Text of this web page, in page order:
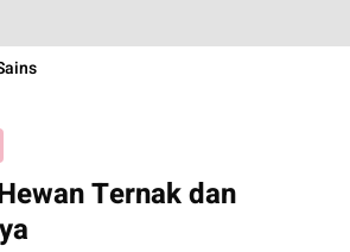
Ternak dan